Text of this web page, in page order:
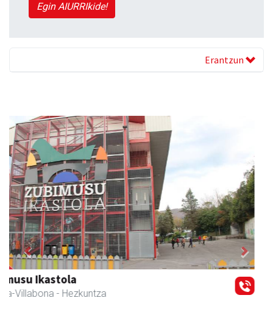
Egin AIURRIkide!
Erantzun
Amasa kafetegia
Amasa-Villabona - Gozotegiak
Previous Next